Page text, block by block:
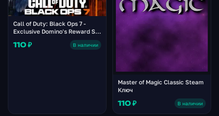
Call of Duty: Black Ops 7 -
Exclusive Domino's Reward Set
Набор Pack DLC PC Steam /
Battle.net / PS4 / PS5 / XBOX
110 ₽ В наличии
Master of Magic Classic Steam
Ключ
110 ₽ В наличии